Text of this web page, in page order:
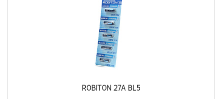
ROBITON 27A BL5